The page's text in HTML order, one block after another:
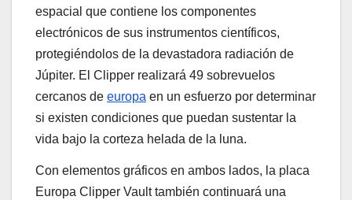
espacial que contiene los componentes
electrónicos de sus instrumentos científicos,
protegiéndolos de la devastadora radiación de
Júpiter. El Clipper realizará 49 sobrevuelos
cercanos de europa en un esfuerzo por determinar
si existen condiciones que puedan sustentar la
vida bajo la corteza helada de la luna.
Con elementos gráficos en ambos lados, la placa
Europa Clipper Vault también continuará una